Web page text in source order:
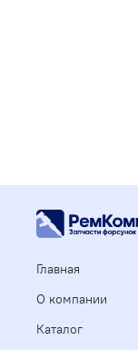
Главная
О компании
Каталог